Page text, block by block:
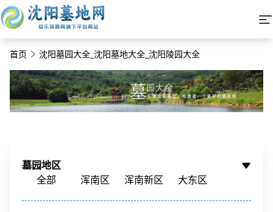
首页 沈阳墓园大全_沈阳墓地大全_沈阳陵园大全
墓园地区
全部
浑南区 浑南新区
大东区
铁西区
铁西新区 苏家屯区
沈北新区